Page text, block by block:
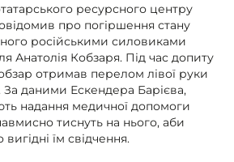
ресурсного центру
про погіршення стану
російськими силовиками
Анатолія Кобзаря. Під час допиту
отримав перелом лівої руки
За даними Ескендера Барієва,
надання медичної допомоги
тиснуть на нього, аби
їм свідчення.